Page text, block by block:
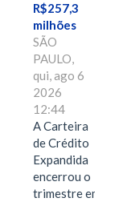
R$257,3
milhões
SÃO
PAULO,
qui, ago 6
2026
12:44
A Carteira
de Crédito
Expandida
encerrou o
trimestre em